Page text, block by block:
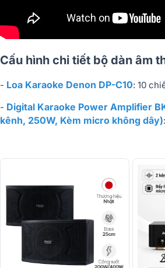
Cấu hình chi tiết bộ dàn âm
- Loa Karaoke Denon DP-C10: 10
- Digital Karaoke Power Amplifier
kênh, 250W, Kèm micro không dây)